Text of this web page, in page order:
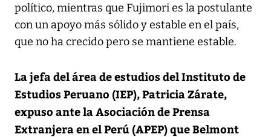
político, mientras que Fujimori es la postulante
con un apoyo más sólido y estable en el país,
que no ha crecido pero se mantiene estable.
La jefa del área de estudios del Instituto de
Estudios Peruano (IEP), Patricia Zárate,
expuso ante la Asociación de Prensa
Extranjera en el Perú (APEP) que Belmont